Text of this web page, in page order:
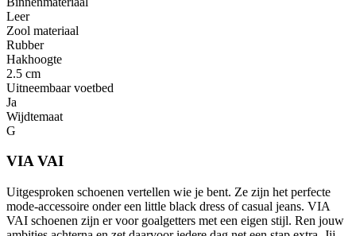
Leer
Zool materiaal
Rubber
Hakhoogte
2.5 cm
Uitneembaar voetbed
Ja
Wijdtemaat
G
VIA VAI
Uitgesproken schoenen vertellen wie je bent. Ze zijn het perfecte
mode-accessoire onder een little black dress of casual jeans. VIA
VAI schoenen zijn er voor goalgetters met een eigen stijl. Ren jouw